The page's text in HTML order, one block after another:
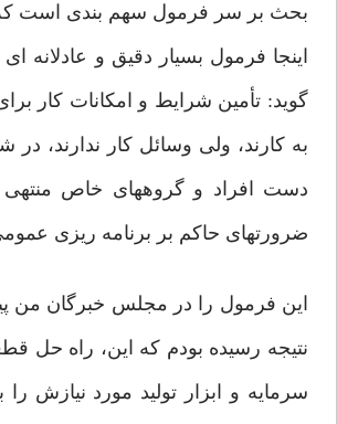
بحث بر سر فرمول سهم بندی است که
گوید: تأمین شرایط و امکانات کار
به کارند، ولی وسائل کار ندارند،
دست افراد و گروههای خاص منتهی
ضرورتهای حاکم بر برنامه ریزی
این فرمول را در مجلس خبرگان من
نتیجه رسیده بودم که این، راه حل
سرمایه و ابزار تولید مورد نیازش